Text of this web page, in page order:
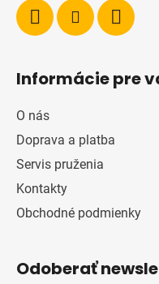
Informácie pre
O nás
Doprava a platba
Servis pruženia
Kontakty
Obchodné podmienky
Odoberať